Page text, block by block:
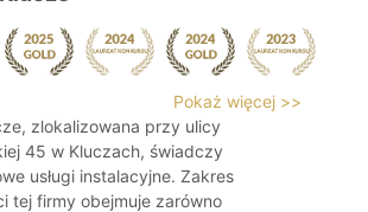
Pokaż więcej >>
zlokalizowana przy ulicy
45 w Kluczach, świadczy
usługi instalacyjne. Zakres
tej firmy obejmuje zarówno